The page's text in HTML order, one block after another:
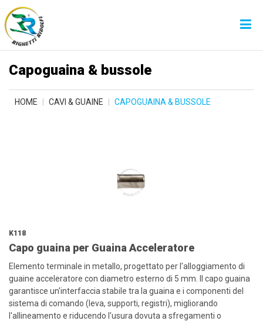
Capoguaina & bussole
HOME CAVI & GUAINE CAPOGUAINA & BUSSOLE
K118
Capo guaina per Guaina Acceleratore
Elemento terminale in metallo, progettato per l'alloggiamento di
guaine acceleratore con diametro esterno di 5 mm. Il capo guaina
garantisce un'interfaccia stabile tra la guaina e i componenti del
sistema di comando (leva, supporti, registri), migliorando
l'allineamento e riducendo l'usura dovuta a sfregamenti o